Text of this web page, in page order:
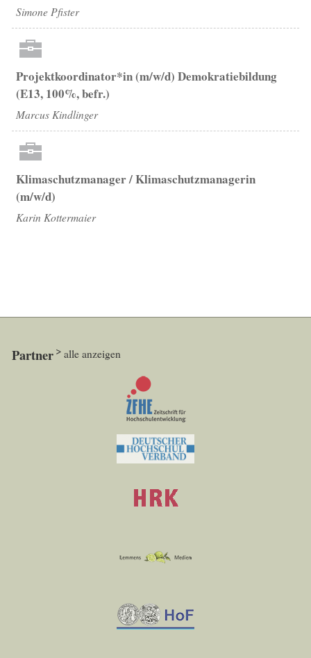
Simone Pfister
Projektkoordinator*in (m/w/d) Demokratiebildung
(E13, 100%, befr.)
Marcus Kindlinger
Klimaschutzmanager / Klimaschutzmanagerin
(m/w/d)
Karin Kottermaier
Partner alle anzeigen